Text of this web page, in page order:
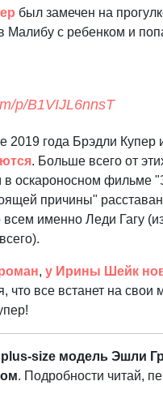
был замечен на
Малибу с ребенком и
p/B1VIJL6nnsT
2019 года Брэдли Купер
. Больше всего от
в оскароносном фильме
причины"
всем именно Леди Гагу
, у Ирины Шейк
что все встанет на
plus-size модель Эшли
. Подробности читай,